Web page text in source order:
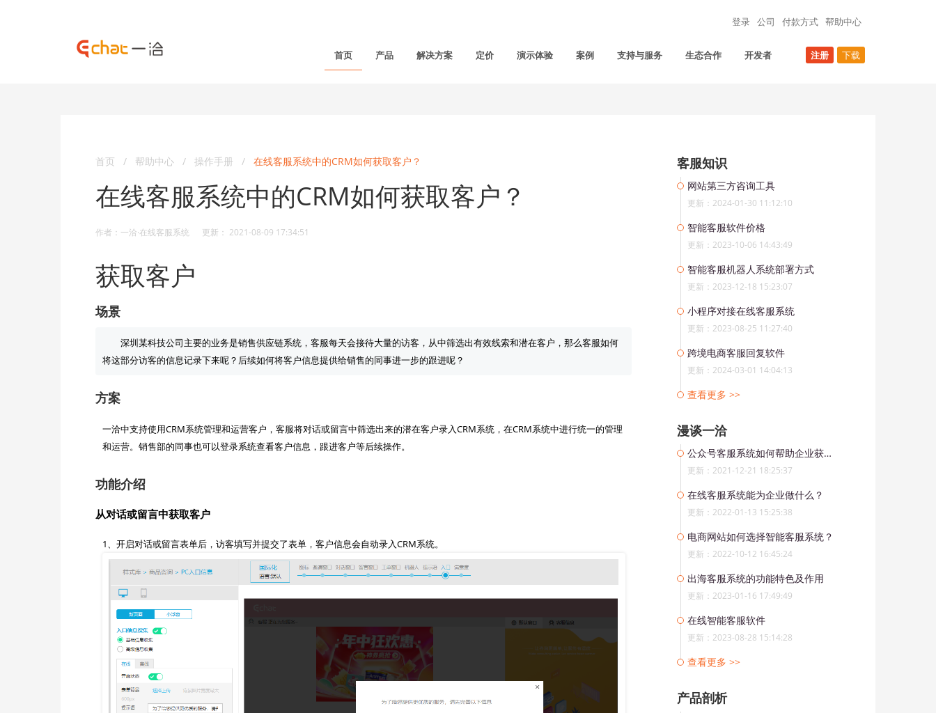
登录 公司 付款方式 帮助中心
首页 产品 解决方案 定价 演示体验 案例 支持与服务 生态合作 开发者 注册 下载
首页 / 帮助中心 / 操作手册 / 在线客服系统中的CRM如何获取客户？
在线客服系统中的CRM如何获取客户？
作者：一洽·在线客服系统 更新： 2021-08-09 17:34:51
获取客户
场景
深圳某科技公司主要的业务是销售供应链系统，客服每天会接待大量的访客，从中筛选出有效线索和潜在客户，那么客服如何
方案
一洽中支持使用CRM系统管理和运营客户，客服将对话或留言中筛选出来的潜在客户录入CRM系统，在CRM系统中进行统一的管理
功能介绍
从对话或留言中获取客户
客服知识
网站第三方咨询工具
更新：2024-01-30 11:12:10
智能客服软件价格
更新：2023-10-06 14:43:49
智能客服机器人系统部署方式
更新：2023-12-18 15:23:07
小程序对接在线客服系统
更新：2023-08-25 11:27:40
跨境电商客服回复软件
更新：2024-03-01 14:04:13
查看更多 >>
漫谈一洽
公众号客服系统如何帮助企业获取流量？
更新：2021-12-21 18:25:37
在线客服系统能为企业做什么？
更新：2022-01-13 15:25:38
电商网站如何选择智能客服系统？
更新：2022-10-12 16:45:24
出海客服系统的功能特色及作用
更新：2023-01-16 17:49:49
在线智能客服软件
更新：2023-08-28 15:14:28
查看更多 >>
产品剖析